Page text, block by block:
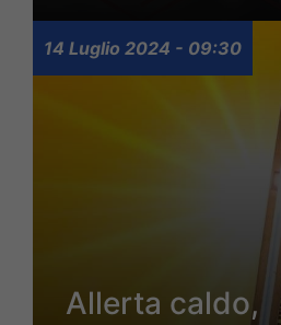
14 Luglio 2024 - 09:30
Allerta caldo,